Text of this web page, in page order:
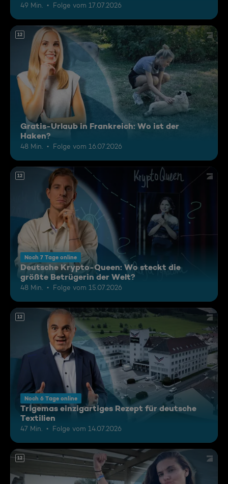
49 Min. Folge vom 17.07.2026
12
Gratis-Urlaub in Frankreich: Wo ist der
Haken?
48 Min. Folge vom 16.07.2026
12
Noch 7 Tage online
Deutsche Krypto-Queen: Wo steckt die
größte Betrügerin der Welt?
48 Min. Folge vom 15.07.2026
12
Noch 6 Tage online
Trigemas einzigartiges Rezept für deutsche
Textilien
47 Min. Folge vom 14.07.2026
12